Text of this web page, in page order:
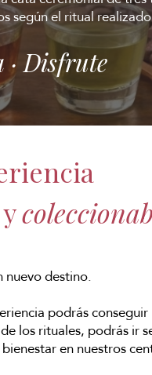
según el ritual realizado
· Disfrute
y
nuevo destino.
podrás
los rituales, podrás ir
en nuestros